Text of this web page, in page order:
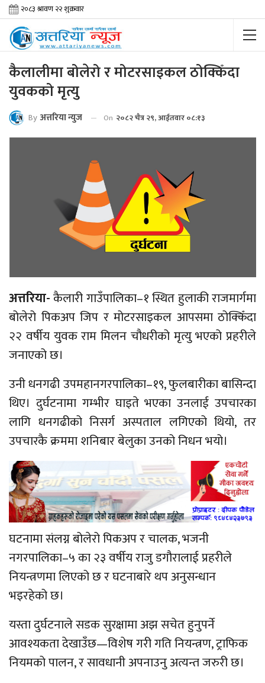
कैलालीमा बोलेरो र मोटरसाइकल ठोक्किँदा
युवकको मृत्यु
By अत्तरिया न्युज On २०८२ चैत्र २९, आईतवार ०८:१३
अत्तरिया-कैलारी गाउँपालिका–१ स्थित हुलाकी राजमार्गमा
बोलेरो पिकअप जिप र मोटरसाइकल आपसमा ठोक्किँदा
२२ वर्षीय युवक राम मिलन चौधरीको मृत्यु भएको प्रहरीले
जनाएको छ।
उनी धनगढी उपमहानगरपालिका–१९, फुलबारीका बासिन्दा
थिए। दुर्घटनामा गम्भीर घाइते भएका उनलाई उपचारका
लागि धनगढीको निसर्ग अस्पताल लगिएको थियो, तर
उपचारकै क्रममा शनिबार बेलुका उनको निधन भयो।
घटनामा संलग्न बोलेरो पिकअप र चालक, भजनी
नगरपालिका–५ का २३ वर्षीय राजु डगौरालाई प्रहरीले
नियन्त्रणमा लिएको छ र घटनाबारे थप अनुसन्धान
भइरहेको छ।
यस्ता दुर्घटनाले सडक सुरक्षामा अझ सचेत हुनुपर्ने
आवश्यकता देखाउँछ—विशेष गरी गति नियन्त्रण, ट्राफिक
नियमको पालन, र सावधानी अपनाउनु अत्यन्त जरुरी छ।